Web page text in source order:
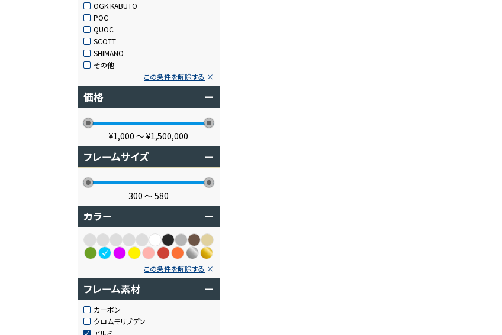
OGK KABUTO
POC
QUOC
SCOTT
SHIMANO
その他
この条件を解除する
価格 ー
¥1,000 〜¥1,500,000
フレームサイズ ー
300 〜580
カラー ー
この条件を解除する
フレーム素材 ー
カーボン
クロムモリブデン